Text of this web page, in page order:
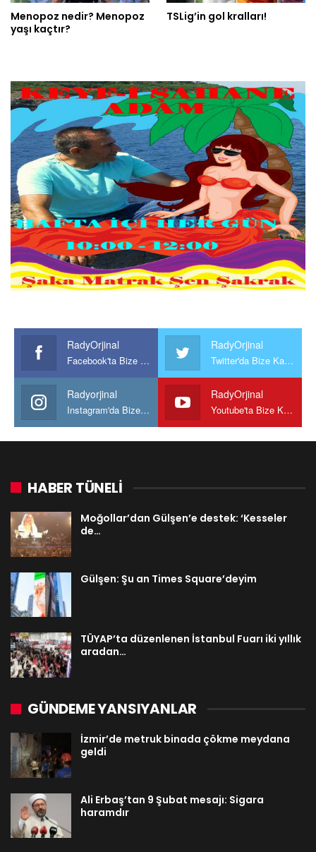
Menopoz nedir? Menopoz
yaşı kaçtır?
TSLig’in gol kralları!
RadyOrjinal
Facebook'ta Bize Katılın
RadyOrjinal
Twitter'da Bize Katılın
Radyorjinal
Instagram'da Bize katılın
RadyOrjinal
Youtube'ta Bize Katılın
HABER TÜNELİ
Moğollar’dan Gülşen’e destek: ‘Kesseler
de…
Gülşen: Şu an Times Square’deyim
TÜYAP’ta düzenlenen İstanbul Fuarı iki yıllık
aradan…
GÜNDEME YANSIYANLAR
İzmir’de metruk binada çökme meydana
geldi
Ali Erbaş’tan 9 Şubat mesajı: Sigara
haramdır